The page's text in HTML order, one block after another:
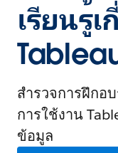
เรียนรู้
สำรวจการฝึกอ
การใช้งาน
ข้อมูล